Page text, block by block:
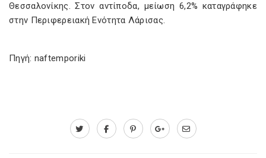
Θεσσαλονίκης. Στον αντίποδα, μείωση 6,2% καταγράφηκε
στην Περιφερειακή Ενότητα Λάρισας.
Πηγή: naftemporiki